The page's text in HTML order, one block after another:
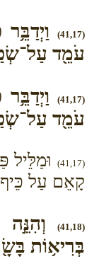
(41,17)
עֹמֵ֖ד
(41,17)
עֹמֵ֖ד
(41,17)
וּמַלֵּיל
קָאֵם עַל
(41,18)
בְּרִיא֥וֹת